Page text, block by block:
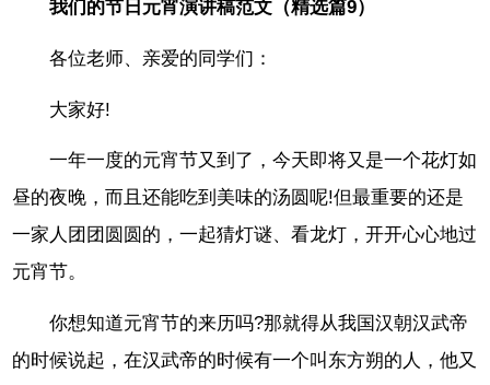
我们的节日元宵演讲稿范文（精选篇9）
各位老师、亲爱的同学们：
大家好!
一年一度的元宵节又到了，今天即将又是一个花灯如
昼的夜晚，而且还能吃到美味的汤圆呢!但最重要的还是
一家人团团圆圆的，一起猜灯谜、看龙灯，开开心心地过
元宵节。
你想知道元宵节的来历吗?那就得从我国汉朝汉武帝
的时候说起，在汉武帝的时候有一个叫东方朔的人，他又